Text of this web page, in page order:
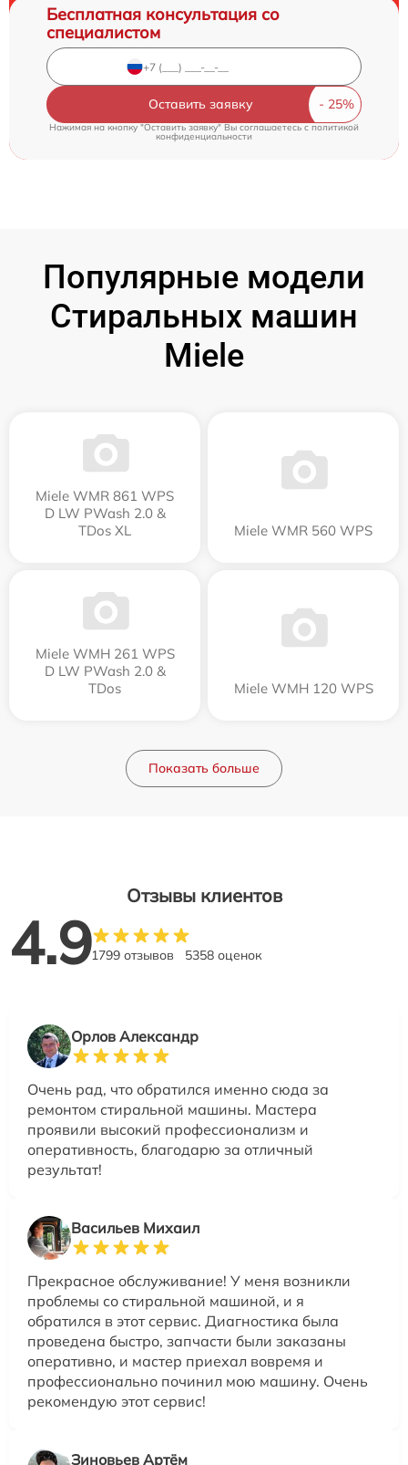
Бесплатная консультация со
специалистом
Оставить заявку
Нажимая на кнопку "Оставить заявку" Вы соглашаетесь cполитикой
конфиденциальности
Популярные модели
Стиральных машин
Miele
Miele WMR 861 WPS
D LW PWash 2.0 &
TDos XL
Miele WMR 560 WPS
Miele WMH 261 WPS
D LW PWash 2.0 &
TDos
Miele WMH 120 WPS
Показать больше
Отзывы клиентов
4.91799 отзывов 5358 оценок
Орлов Александр
Очень рад, что обратился именно сюда за
ремонтом стиральной машины. Мастера
проявили высокий профессионализм и
оперативность, благодарю за отличный
результат!
Васильев Михаил
Прекрасное обслуживание! У меня возникли
проблемы со стиральной машиной, и я
обратился в этот сервис. Диагностика была
проведена быстро, запчасти были заказаны
оперативно, и мастер приехал вовремя и
профессионально починил мою машину. Очень
рекомендую этот сервис!
Зиновьев Артём